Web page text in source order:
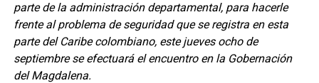
parte de la administración departamental, para hacerle
frente al problema de seguridad que se registra en esta
parte del Caribe colombiano, este jueves ocho de
septiembre se efectuará el encuentro en la Gobernación
del Magdalena.